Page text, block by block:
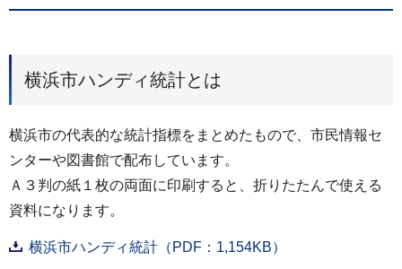
横浜市ハンディ統計とは
横浜市の代表的な統計指標をまとめたもので、市民情報セ
ンターや図書館で配布しています。
Ａ３判の紙１枚の両面に印刷すると、折りたたんで使える
資料になります。
横浜市ハンディ統計（PDF：1,154KB）